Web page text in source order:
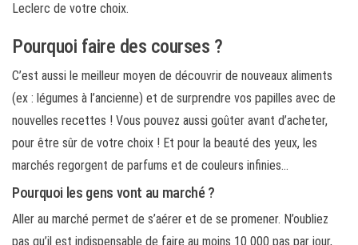
Leclerc de votre choix.
Pourquoi faire des courses ?
C’est aussi le meilleur moyen de découvrir de nouveaux aliments
(ex : légumes à l’ancienne) et de surprendre vos papilles avec de
nouvelles recettes ! Vous pouvez aussi goûter avant d’acheter,
pour être sûr de votre choix ! Et pour la beauté des yeux, les
marchés regorgent de parfums et de couleurs infinies…
Pourquoi les gens vont au marché ?
Aller au marché permet de s’aérer et de se promener. N’oubliez
pas qu’il est indispensable de faire au moins 10 000 pas par jour,